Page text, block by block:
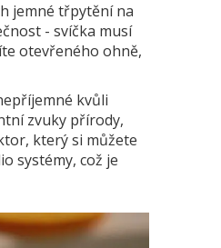
jemné třpytění na
- svíčka musí
otevřeného ohně,
kvůli
zvuky přírody,
který si můžete
systémy, což je